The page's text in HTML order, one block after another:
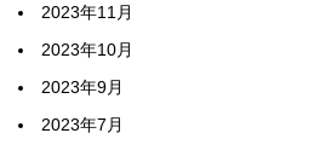
2023年11月
2023年10月
2023年9月
2023年7月